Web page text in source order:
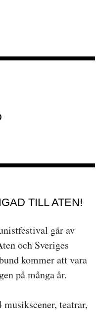
TILL ATEN!
går av
och Sveriges
kommer att vara
på många år.
teatrar,